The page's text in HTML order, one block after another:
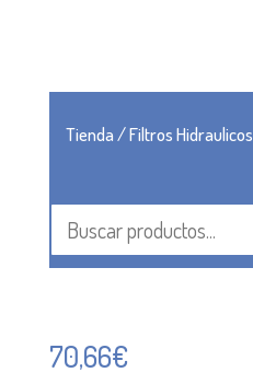
Tienda/Filtros Hidraulicos
70,66€